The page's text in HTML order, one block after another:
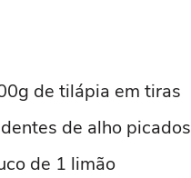
de tilápia em tiras
de alho picados
de 1 limão